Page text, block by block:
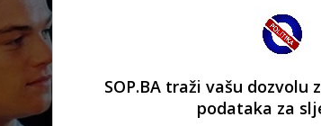
SOP.BA traži vašu dozvolu
podataka za